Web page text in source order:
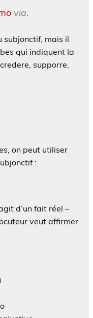
via.
subjonctif, mais il
qui indiquent la
supporre,
on peut utiliser
:
d’un fait réel –
veut affirmer